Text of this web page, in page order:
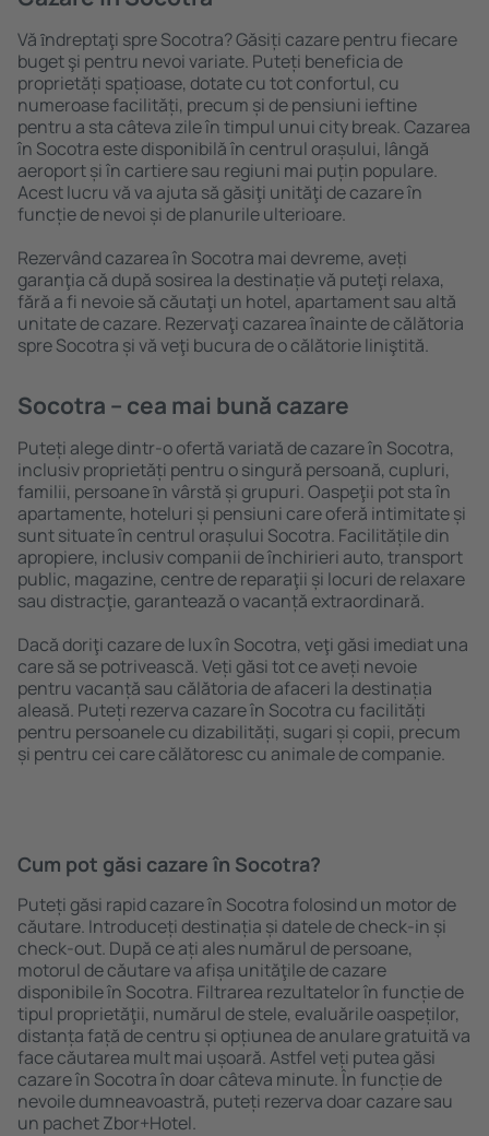
Vă ȋndreptaţi spre Socotra? Găsiți cazare pentru fiecare
buget şi pentru nevoi variate. Puteți beneficia de
proprietăți spațioase, dotate cu tot confortul, cu
numeroase facilități, precum și de pensiuni ieftine
pentru a sta câteva zile în timpul unui city break. Cazarea
în Socotra este disponibilă în centrul orașului, lângă
aeroport și în cartiere sau regiuni mai puțin populare.
Acest lucru vă va ajuta să găsiţi unităţi de cazare în
funcție de nevoi și de planurile ulterioare.
Rezervând cazarea în Socotra mai devreme, aveți
garanţia că după sosirea la destinație vă puteţi relaxa,
fără a fi nevoie să căutaţi un hotel, apartament sau altă
unitate de cazare. Rezervaţi cazarea înainte de călătoria
spre Socotra și vă veţi bucura de o călătorie liniştită.
Socotra – cea mai bună cazare
Puteți alege dintr-o ofertă variată de cazare în Socotra,
inclusiv proprietăți pentru o singură persoană, cupluri,
familii, persoane ȋn vârstă și grupuri. Oaspeţii pot sta în
apartamente, hoteluri și pensiuni care oferă intimitate și
sunt situate în centrul orașului Socotra. Facilitățile din
apropiere, inclusiv companii de închirieri auto, transport
public, magazine, centre de reparaţii și locuri de relaxare
sau distracţie, garantează o vacanță extraordinară.
Dacă doriţi cazare de lux în Socotra, veţi găsi imediat una
care să se potrivească. Veți găsi tot ce aveți nevoie
pentru vacanță sau călătoria de afaceri la destinația
aleasă. Puteți rezerva cazare în Socotra cu facilități
pentru persoanele cu dizabilități, sugari și copii, precum
și pentru cei care călătoresc cu animale de companie.
Cum pot găsi cazare în Socotra?
Puteți găsi rapid cazare în Socotra folosind un motor de
căutare. Introduceți destinația și datele de check-in și
check-out. După ce ați ales numărul de persoane,
motorul de căutare va afișa unităţile de cazare
disponibile în Socotra. Filtrarea rezultatelor în funcție de
tipul proprietăţii, numărul de stele, evaluările oaspeților,
distanța față de centru și opțiunea de anulare gratuită va
face căutarea mult mai ușoară. Astfel veți putea găsi
cazare în Socotra în doar câteva minute. În funcție de
nevoile dumneavoastră, puteți rezerva doar cazare sau
un pachet Zbor+Hotel.